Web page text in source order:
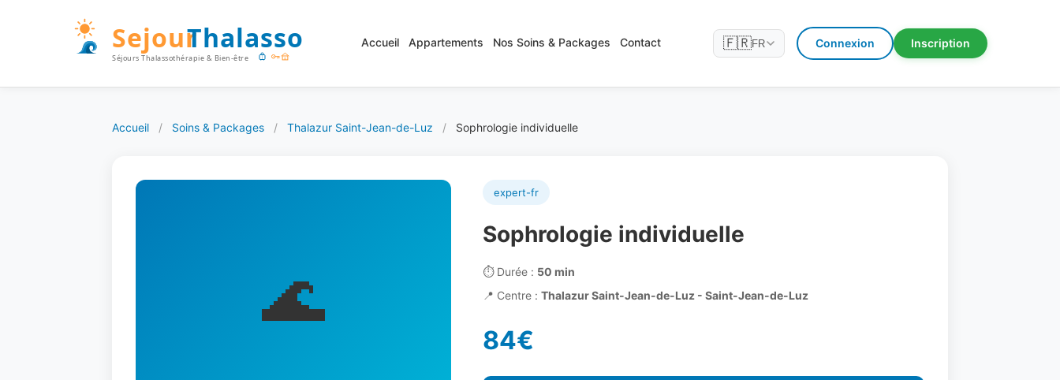
Accueil Appartements Nos Soins & Packages Contact 🇫🇷FR Connexion Inscription
Accueil / Soins & Packages / Thalazur Saint-Jean-de-Luz / Sophrologie individuelle
🌊
expert-fr
Sophrologie individuelle
⏱️Durée : 50 min
📍 Centre : Thalazur Saint-Jean-de-Luz - Saint-Jean-de-Luz
84€